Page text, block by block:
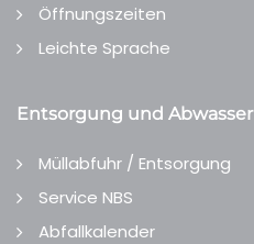
Öffnungszeiten
Leichte Sprache
Entsorgung und Abwasser
Müllabfuhr / Entsorgung
Service NBS
Abfallkalender